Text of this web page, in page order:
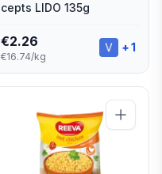
cepts LIDO 135g
€2.26
€16.74/kg
+1